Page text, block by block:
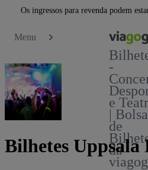
Os ingressos para revenda podem
Menu
-
e
| Bolsa
de
da
Bilhetes Uppsala